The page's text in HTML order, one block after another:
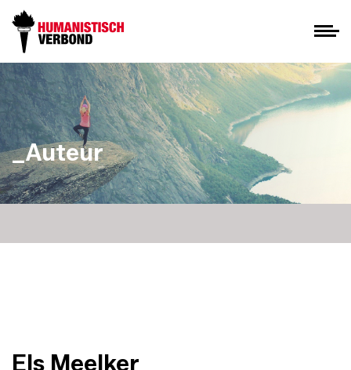
_Auteur
Els Meelker